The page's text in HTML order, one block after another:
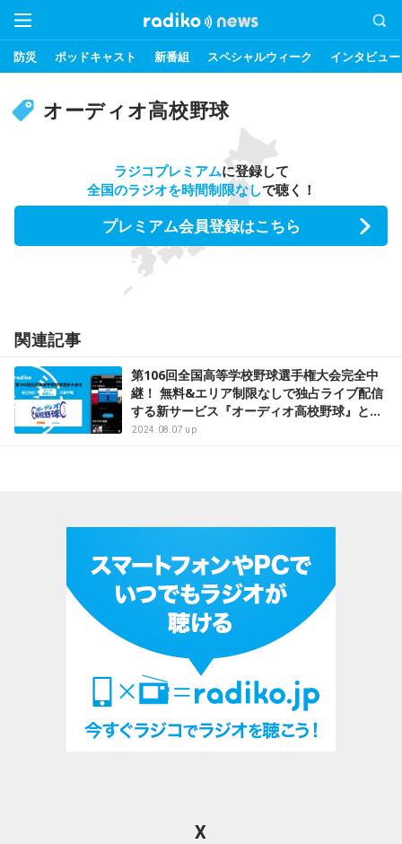
防災 ポッドキャスト 新番組 スペシャルウィーク インタビュー
オーディオ高校野球
ラジコプレミアムに登録して
全国のラジオを時間制限なしで聴く！
プレミアム会員登録はこちら
関連記事
第106回全国高等学校野球選手権大会完全中
継！ 無料&エリア制限なしで独占ライブ配信
する新サービス『オーディオ高校野球』と
は？
2024.08.07 up
X